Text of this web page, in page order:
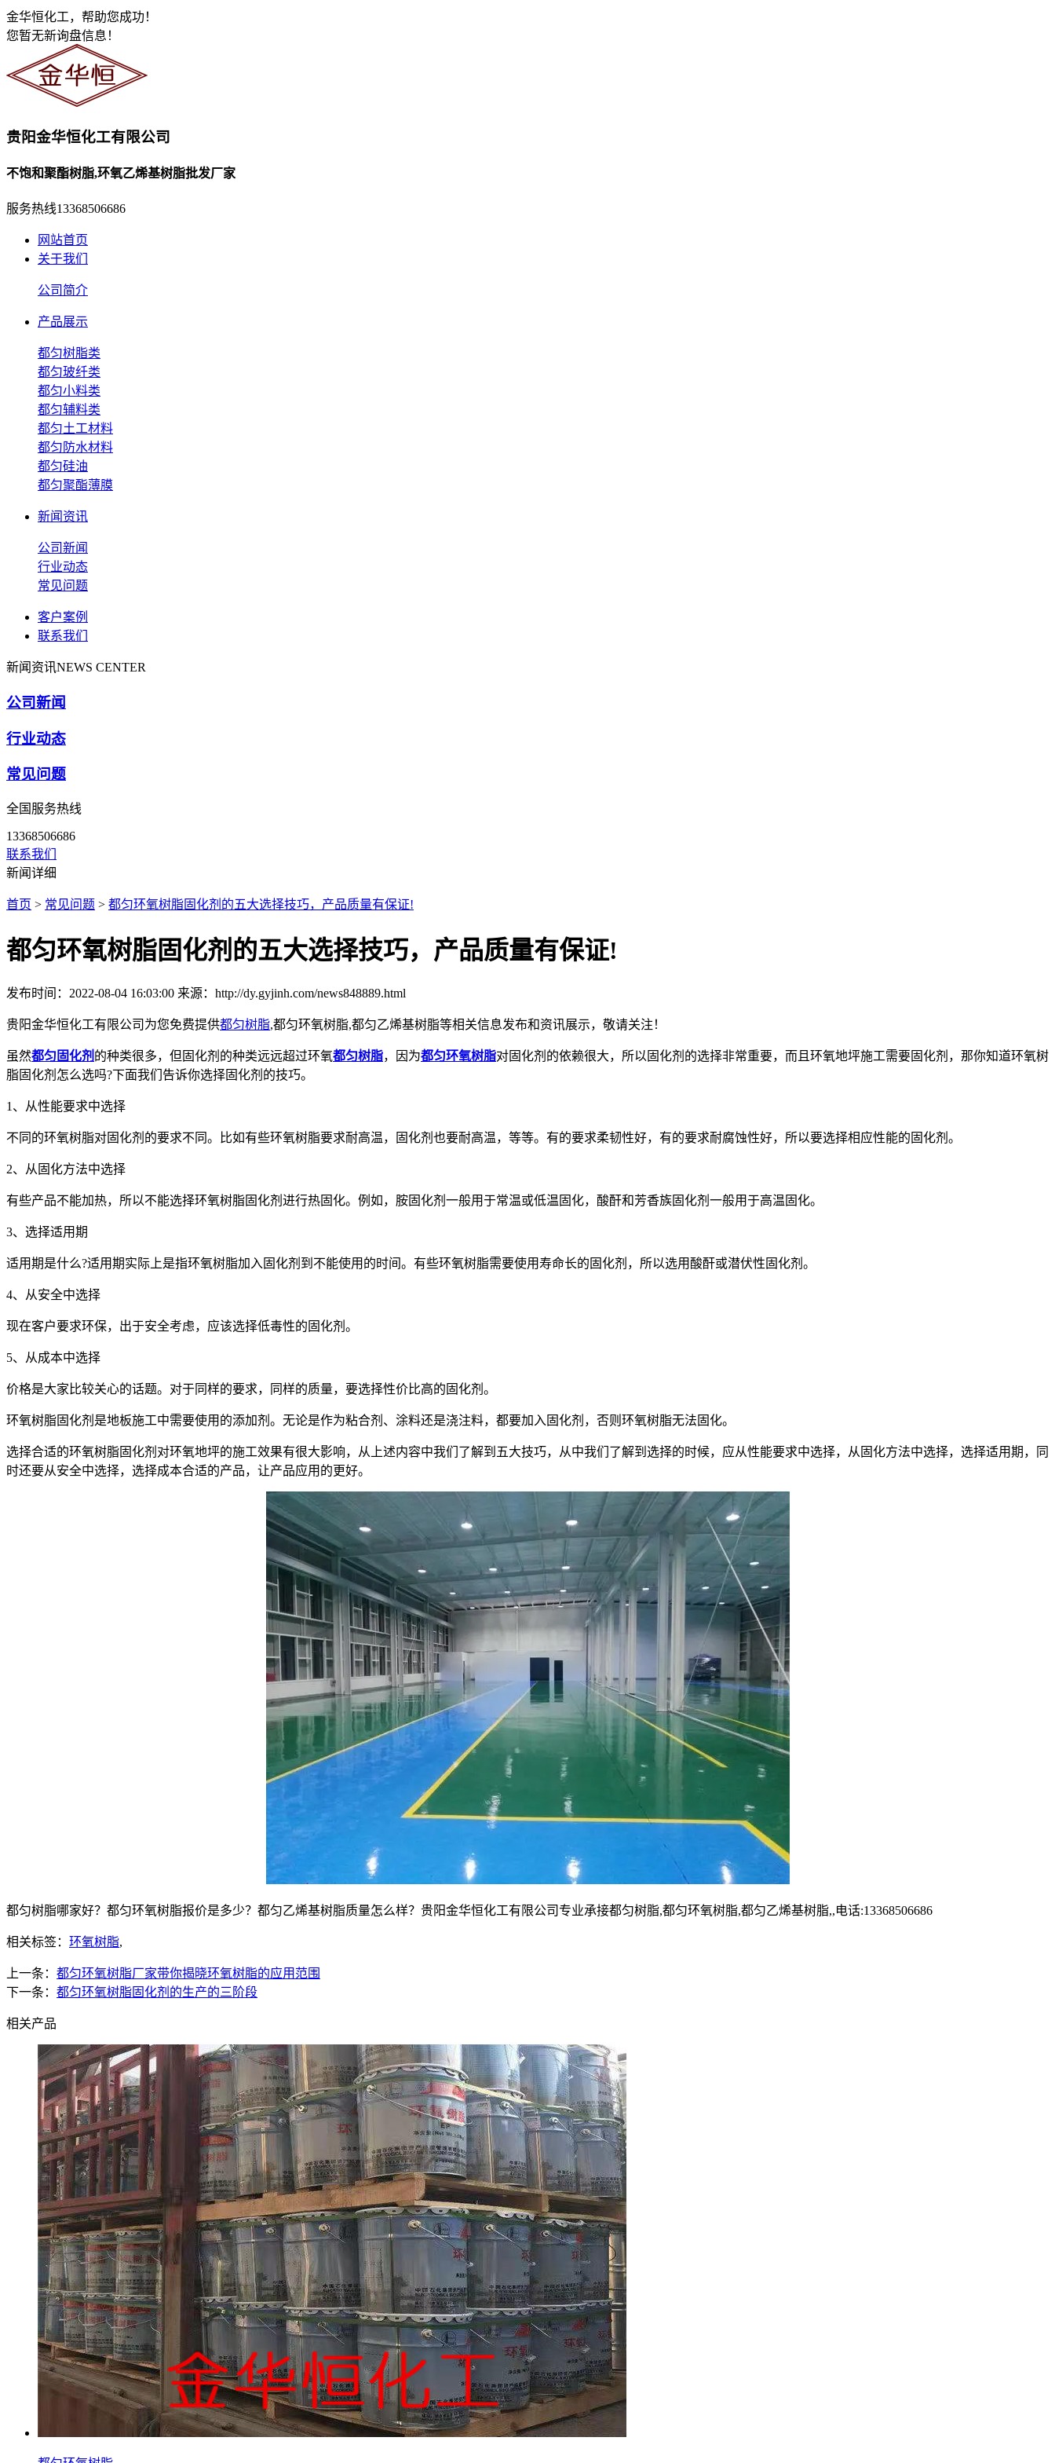
金华恒化工，帮助您成功！
您暂无新询盘信息！
贵阳金华恒化工有限公司
不饱和聚酯树脂,环氧乙烯基树脂批发厂家
服务热线13368506686
网站首页
关于我们
公司简介
产品展示
都匀树脂类
都匀玻纤类
都匀小料类
都匀辅料类
都匀土工材料
都匀防水材料
都匀硅油
都匀聚酯薄膜
新闻资讯
公司新闻
行业动态
常见问题
客户案例
联系我们
新闻资讯NEWS CENTER
公司新闻
行业动态
常见问题
全国服务热线
13368506686
联系我们
新闻详细
首页 > 常见问题 > 都匀环氧树脂固化剂的五大选择技巧，产品质量有保证!
都匀环氧树脂固化剂的五大选择技巧，产品质量有保证!
发布时间：2022-08-04 16:03:00 来源：http://dy.gyjinh.com/news848889.html
贵阳金华恒化工有限公司为您免费提供都匀树脂,都匀环氧树脂,都匀乙烯基树脂等相关信息发布和资讯展示，敬请关注！
虽然都匀固化剂 的种类很多，但固化剂的种类远远超过环氧都匀树脂，因为都匀环氧树脂对固化剂的依赖很大，所以固化剂的选择非常重要，而且环氧地坪施工需要固化剂，那你知道环氧树
脂固化剂怎么选吗?下面我们告诉你选择固化剂的技巧。
1、从性能要求中选择
不同的环氧树脂对固化剂的要求不同。比如有些环氧树脂要求耐高温，固化剂也要耐高温，等等。有的要求柔韧性好，有的要求耐腐蚀性好，所以要选择相应性能的固化剂。
2、从固化方法中选择
有些产品不能加热，所以不能选择环氧树脂固化剂进行热固化。例如，胺固化剂一般用于常温或低温固化，酸酐和芳香族固化剂一般用于高温固化。
3、选择适用期
适用期是什么?适用期实际上是指环氧树脂加入固化剂到不能使用的时间。有些环氧树脂需要使用寿命长的固化剂，所以选用酸酐或潜伏性固化剂。
4、从安全中选择
现在客户要求环保，出于安全考虑，应该选择低毒性的固化剂。
5、从成本中选择
价格是大家比较关心的话题。对于同样的要求，同样的质量，要选择性价比高的固化剂。
环氧树脂固化剂是地板施工中需要使用的添加剂。无论是作为粘合剂、涂料还是浇注料，都要加入固化剂，否则环氧树脂无法固化。
选择合适的环氧树脂固化剂对环氧地坪的施工效果有很大影响，从上述内容中我们了解到五大技巧，从中我们了解到选择的时候，应从性能要求中选择，从固化方法中选择，选择适用期，同
时还要从安全中选择，选择成本合适的产品，让产品应用的更好。
都匀树脂哪家好？都匀环氧树脂报价是多少？都匀乙烯基树脂质量怎么样？贵阳金华恒化工有限公司专业承接都匀树脂,都匀环氧树脂,都匀乙烯基树脂,,电话:13368506686
相关标签： 环氧树脂,
上一条： 都匀环氧树脂厂家带你揭晓环氧树脂的应用范围
下一条： 都匀环氧树脂固化剂的生产的三阶段
相关产品